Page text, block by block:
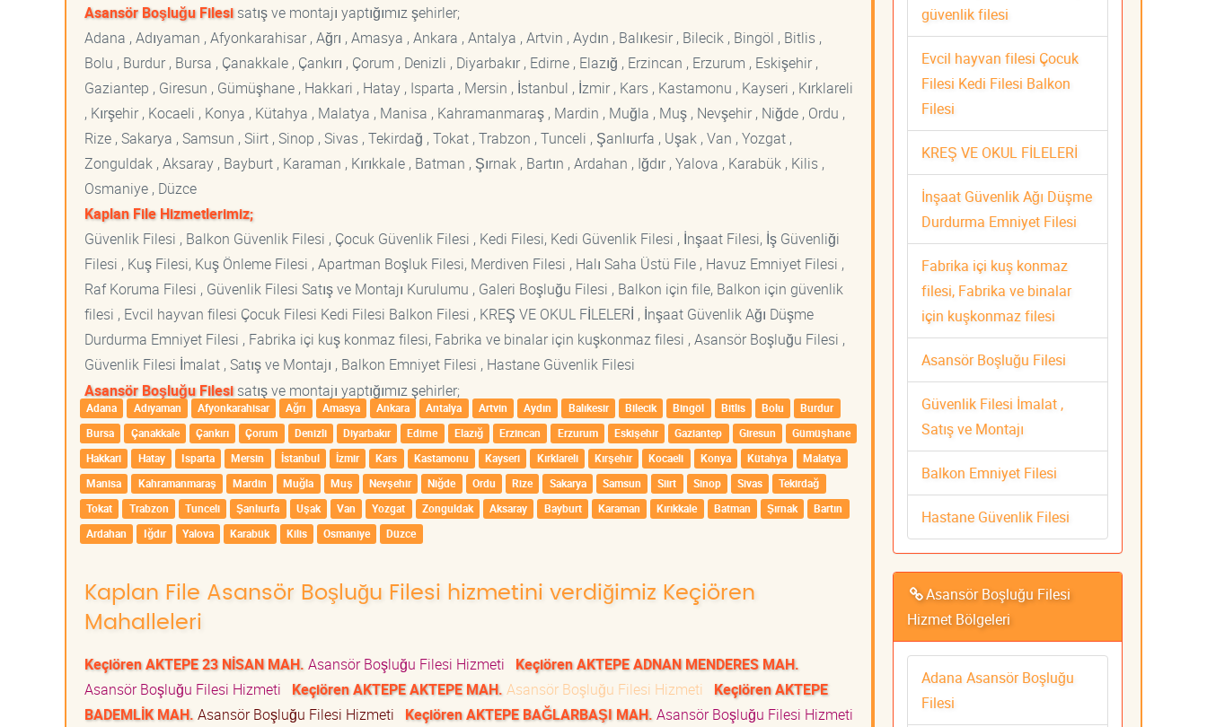
Asansör Boşluğu Filesisatış ve montajı yaptığımız şehirler;
Adana , Adıyaman , Afyonkarahisar , Ağrı , Amasya , Ankara , Antalya , Artvin , Aydın , Balıkesir , Bilecik , Bingöl , Bitlis ,
Bolu , Burdur , Bursa , Çanakkale , Çankırı , Çorum , Denizli , Diyarbakır , Edirne , Elazığ , Erzincan , Erzurum , Eskişehir ,
Gaziantep , Giresun , Gümüşhane , Hakkari , Hatay , Isparta , Mersin , İstanbul , İzmir , Kars , Kastamonu , Kayseri , Kırklareli
, Kırşehir , Kocaeli , Konya , Kütahya , Malatya , Manisa , Kahramanmaraş , Mardin , Muğla , Muş , Nevşehir , Niğde , Ordu ,
Rize , Sakarya , Samsun , Siirt , Sinop , Sivas , Tekirdağ , Tokat , Trabzon , Tunceli , Şanlıurfa , Uşak , Van , Yozgat ,
Zonguldak , Aksaray , Bayburt , Karaman , Kırıkkale , Batman , Şırnak , Bartın , Ardahan , Iğdır , Yalova , Karabük , Kilis ,
Osmaniye , Düzce
Kaplan File Hizmetlerimiz;
Güvenlik Filesi , Balkon Güvenlik Filesi , Çocuk Güvenlik Filesi , Kedi Filesi, Kedi Güvenlik Filesi , İnşaat Filesi, İş Güvenliği
Filesi , Kuş Filesi, Kuş Önleme Filesi , Apartman Boşluk Filesi, Merdiven Filesi , Halı Saha Üstü File , Havuz Emniyet Filesi ,
Raf Koruma Filesi , Güvenlik Filesi Satış ve Montajı Kurulumu , Galeri Boşluğu Filesi , Balkon için file, Balkon için güvenlik
filesi , Evcil hayvan filesi Çocuk Filesi Kedi Filesi Balkon Filesi , KREŞ VE OKUL FİLELERİ , İnşaat Güvenlik Ağı Düşme
Durdurma Emniyet Filesi , Fabrika içi kuş konmaz filesi, Fabrika ve binalar için kuşkonmaz filesi , Asansör Boşluğu Filesi ,
Güvenlik Filesi İmalat , Satış ve Montajı , Balkon Emniyet Filesi , Hastane Güvenlik Filesi
Asansör Boşluğu Filesisatış ve montajı yaptığımız şehirler;
Adana Adıyaman Afyonkarahisar Ağrı Amasya Ankara Antalya Artvin Aydın Balıkesir Bilecik Bingöl Bitlis Bolu
Burdur
Bursa
Çanakkale Çankırı Çorum Denizli Diyarbakır Edirne Elazığ Erzincan Erzurum Eskişehir Gaziantep Giresun
Gümüşhane
Hakkari
Hatay Isparta Mersin İstanbul İzmir Kars Kastamonu Kayseri Kırklareli Kırşehir Kocaeli Konya Kütahya
Malatya
Manisa
Kahramanmaraş Mardin Muğla Muş Nevşehir Niğde Ordu Rize Sakarya Samsun Siirt Sinop Sivas
Tekirdağ
Tokat
Trabzon Tunceli Şanlıurfa Uşak Van Yozgat Zonguldak Aksaray Bayburt Karaman Kırıkkale Batman Şırnak
Bartın
Ardahan
Iğdır Yalova Karabük Kilis Osmaniye Düzce
Kaplan File Asansör Boşluğu Filesi hizmetini verdiğimiz Keçiören
Mahalleleri
Keçiören AKTEPE 23 NİSAN MAH. Asansör Boşluğu Filesi Hizmeti
Keçiören AKTEPE ADNAN MENDERES MAH.
Asansör Boşluğu Filesi Hizmeti
Keçiören AKTEPE AKTEPE MAH. Asansör Boşluğu Filesi Hizmeti
Keçiören AKTEPE
BADEMLİK MAH. Asansör Boşluğu Filesi Hizmeti Keçiören AKTEPE BAĞLARBAŞI MAH. Asansör Boşluğu Filesi Hizmeti
güvenlik filesi
Evcil hayvan filesi Çocuk
Filesi Kedi Filesi Balkon
Filesi
KREŞ VE OKUL FİLELERİ
İnşaat Güvenlik Ağı Düşme
Durdurma Emniyet Filesi
Fabrika içi kuş konmaz
filesi, Fabrika ve binalar
için kuşkonmaz filesi
Asansör Boşluğu Filesi
Güvenlik Filesi İmalat ,
Satış ve Montajı
Balkon Emniyet Filesi
Hastane Güvenlik Filesi
Asansör Boşluğu Filesi
Hizmet Bölgeleri
Adana Asansör Boşluğu
Filesi